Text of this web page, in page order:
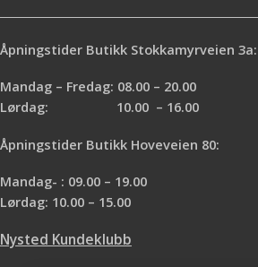
Åpningstider Butikk Stokkamyrveien 3a:
Mandag – Fredag: 08.00 – 20.00
Lørdag: 10.00 – 16.00
Åpningstider Butikk Hoveveien 80:
Mandag- : 09.00 – 19.00
Lørdag: 10.00 – 15.00
Nysted Kundeklubb